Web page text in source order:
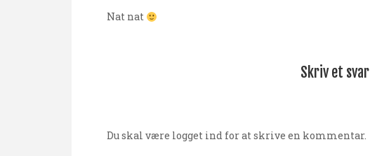
Nat nat
Skriv et svar
Du skal være logget ind for at skrive en kommentar.